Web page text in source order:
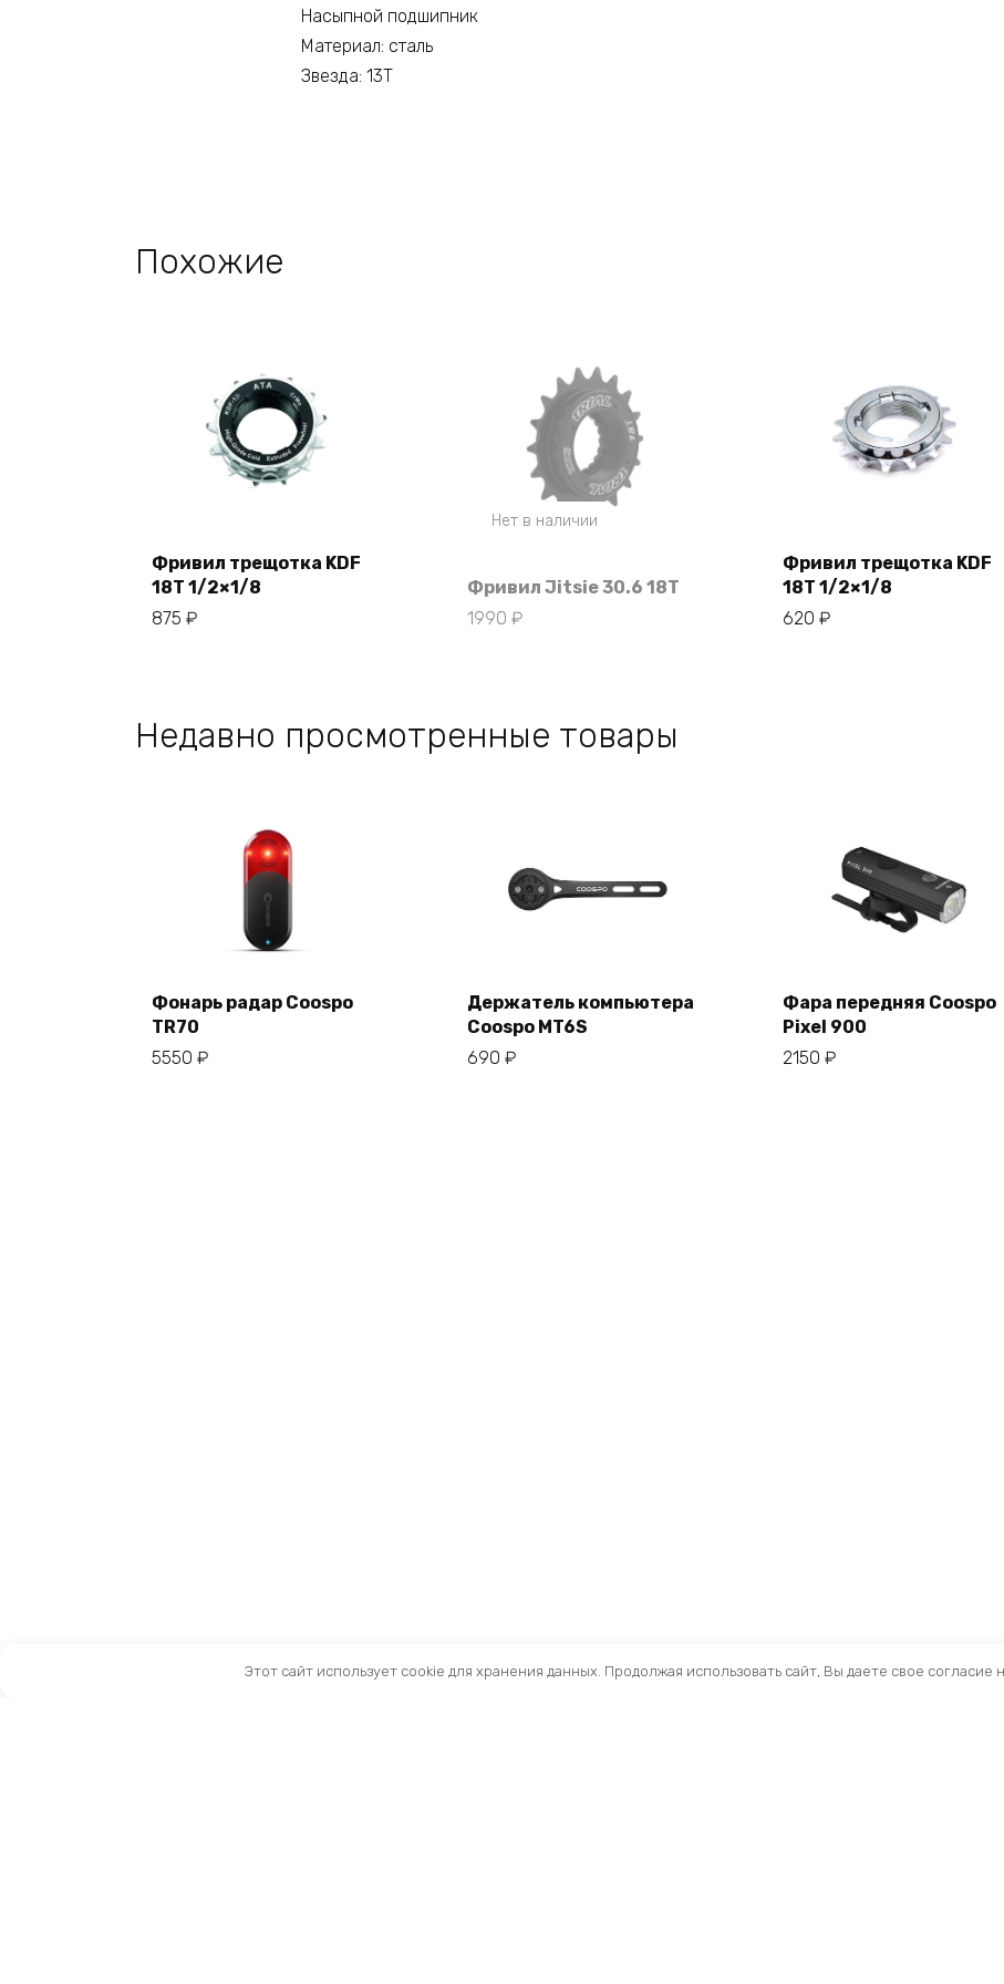
Насыпной подшипник
Материал: сталь
Звезда: 13T
Похожие
В корзину
Фривил трещотка KDF
18T 1/2×1/8
875 ₽
Нет в наличии
Фривил Jitsie 30.6 18T
1990 ₽
В корзину
Фривил трещотка KDF
18T 1/2×1/8
620 ₽
Недавно просмотренные товары
Фонарь радар Coospo
TR70
5550 ₽
Держатель компьютера
Coospo MT6S
690 ₽
Фара передняя Coospo
Pixel 900
2150 ₽
Этот сайт использует cookie для хранения данных. Продолжая использовать сайт, Вы даете свое согласие